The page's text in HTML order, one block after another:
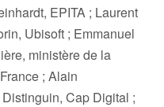
EPITA ; Laurent
Ubisoft ; Emmanuel
ministère de la
; Alain
Cap Digital ;